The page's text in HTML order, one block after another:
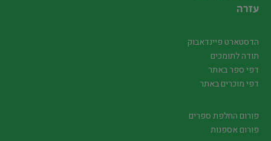
עזרה
הדסטארט פיינדאבוק
תודה לתומכים
דפי ספר באתר
דפי מוכרים באתר
פורום החלפת ספרים
פורום אספנות